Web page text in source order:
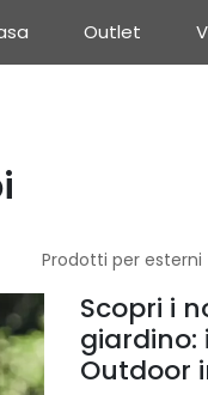
Outlet
Prodotti per esterni
Scopri i
giardino:
Outdoor